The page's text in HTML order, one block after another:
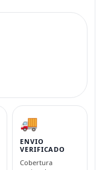
🚚
ENVIO
VERIFICADO
Cobertura